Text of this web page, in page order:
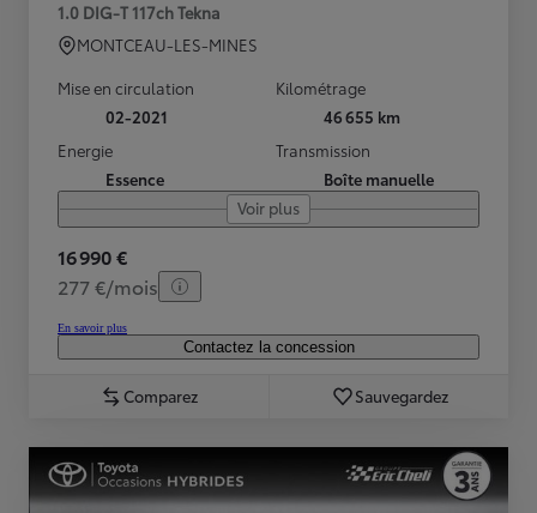
1.0 DIG-T 117ch Tekna
MONTCEAU-LES-MINES
Mise en circulation
02-2021
Kilométrage
46 655 km
Energie
Essence
Transmission
Boîte manuelle
Voir plus
16 990 €
277 €/mois
En savoir plus
Contactez la concession
Comparez Sauvegardez